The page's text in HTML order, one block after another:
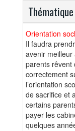
Orientation
Il faudra
avenir meilleur
parents rêvent
correctement
l’orientation
de sacrifice et
certains
payer les
quelques